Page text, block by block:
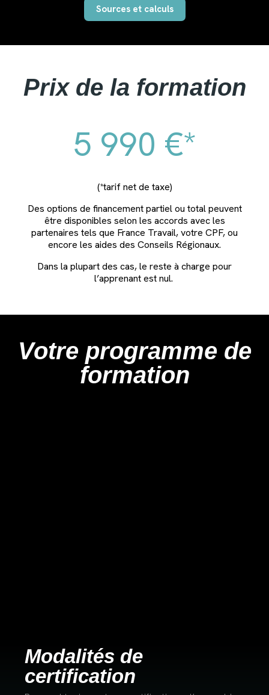
Sources et calculs
Prix de la formation
5 990 €*
(*tarif net de taxe)
Des options de financement partiel ou total peuvent
être disponibles selon les accords avec les
partenaires tels que France Travail, votre CPF, ou
encore les aides des Conseils Régionaux.
Dans la plupart des cas, le reste à charge pour
l’apprenant est nul.
Votre programme de
formation
Modalités de
certification